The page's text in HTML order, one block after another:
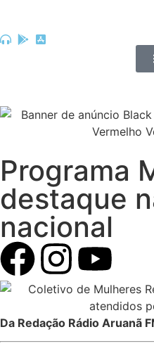
Programa
destaque
nacional
Da Redação Rádio Aruanã